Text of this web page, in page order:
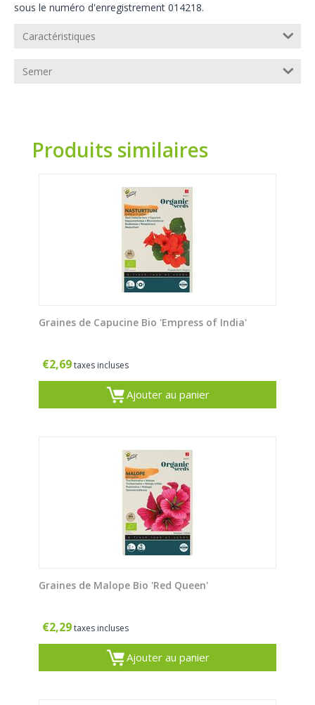
sous le numéro d'enregistrement 014218.
Caractéristiques
Semer
Produits similaires
Graines de Capucine Bio 'Empress of India'
€2,69taxes incluses
Ajouter au panier
Graines de Malope Bio 'Red Queen'
€2,29taxes incluses
Ajouter au panier